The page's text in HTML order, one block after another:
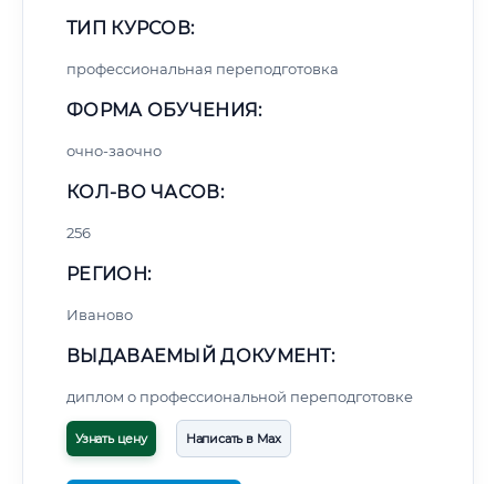
ТИП КУРСОВ:
профессиональная переподготовка
ФОРМА ОБУЧЕНИЯ:
очно-заочно
КОЛ-ВО ЧАСОВ:
256
РЕГИОН:
Иваново
ВЫДАВАЕМЫЙ ДОКУМЕНТ:
диплом о профессиональной переподготовке
Узнать цену Написать в Max